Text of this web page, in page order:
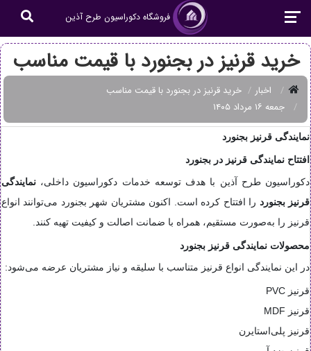
فروشگاه دکوراسیون طرح آذین
خرید قرنیز در بجنورد با قیمت مناسب
اخبار
خرید قرنیز در بجنورد با قیمت مناسب
جمعه ۱۶ مرداد ۱۴۰۵
نمایندگی قرنیز بجنورد
افتتاح نمایندگی قرنیز در بجنورد
دکوراسیون طرح آذین با هدف توسعه خدمات دکوراسیون داخلی، نمایندگی
قرنیز بجنورد را افتتاح کرده است. اکنون مشتریان شهر بجنورد می‌توانند انواع
قرنیز را به‌صورت مستقیم، همراه با ضمانت اصالت و کیفیت تهیه کنند.
محصولات نمایندگی قرنیز بجنورد
در این نمایندگی انواع قرنیز متناسب با سلیقه و نیاز مشتریان عرضه می‌شود:
قرنیز PVC
قرنیز MDF
قرنیز پلی‌استایرن